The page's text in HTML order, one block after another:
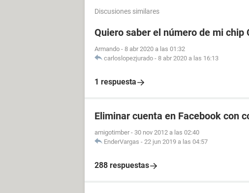
Discusiones similares
Quiero saber el número de mi chip
Armando - 8 abr 2020 a las 01:32
carloslopezjurado - 8 abr 2020 a las 16:13
1 respuesta
Eliminar cuenta en Facebook con
amigotimber - 30 nov 2012 a las 02:40
EnderVargas - 22 jun 2019 a las 04:57
288 respuestas